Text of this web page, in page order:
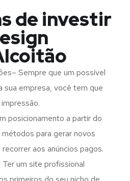
de investir
Sempre que um possível
sua empresa, você tem que
posicionamento a partir do
para gerar novos
aos anúncios pagos.
um site profissional